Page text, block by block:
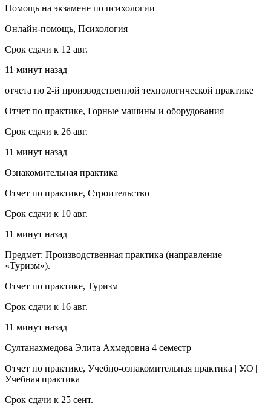
Помощь на экзамене по психологии
Онлайн-помощь, Психология
Срок сдачи к 12 авг.
11 минут назад
отчета по 2-й производственной технологической практике
Отчет по практике, Горные машины и оборудования
Срок сдачи к 26 авг.
11 минут назад
Ознакомительная практика
Отчет по практике, Строительство
Срок сдачи к 10 авг.
11 минут назад
Предмет: Производственная практика (направление
«Туризм»).
Отчет по практике, Туризм
Срок сдачи к 16 авг.
11 минут назад
Султанахмедова Элита Ахмедовна 4 семестр
Отчет по практике, Учебно-ознакомительная практика | У.О |
Учебная практика
Срок сдачи к 25 сент.